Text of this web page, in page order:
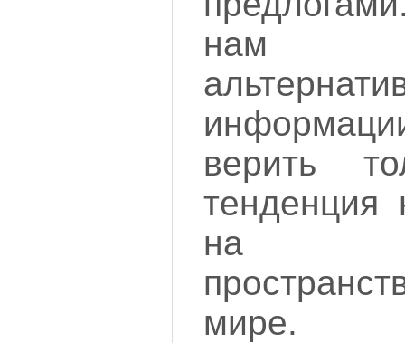
нам
верить
тенденция
на
мире.